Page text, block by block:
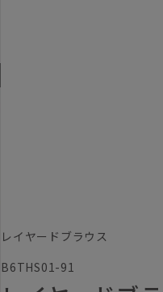
レイヤードブラウス
B6THS01-91